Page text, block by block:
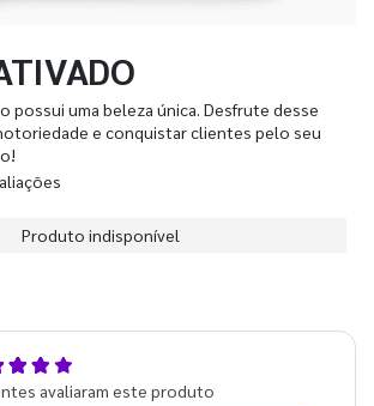
possui uma beleza única. Desfrute desse
e conquistar clientes pelo seu
Produto indisponível
avaliaram este produto